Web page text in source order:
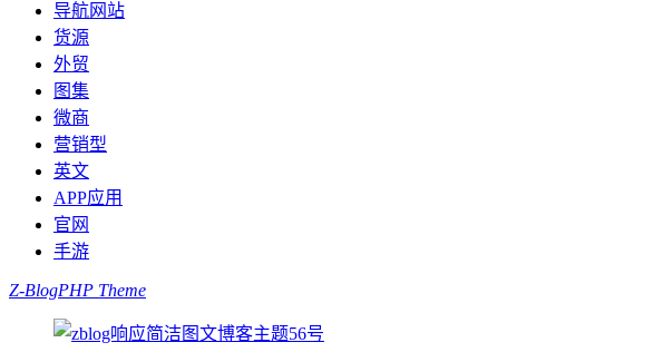
导航网站
货源
外贸
图集
微商
营销型
英文
APP应用
官网
手游
Z-BlogPHP Theme